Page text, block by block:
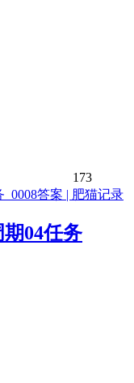
173
04任务